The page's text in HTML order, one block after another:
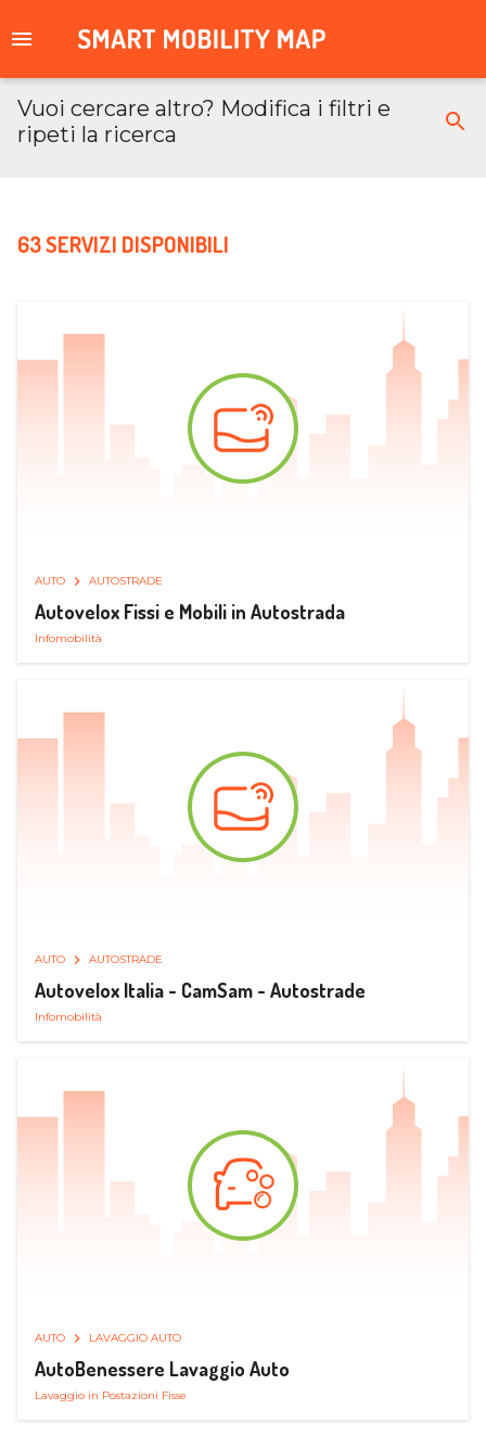
Vuoi cercare altro? Modifica i filtri e
ripeti la ricerca
63 SERVIZI DISPONIBILI
AUTO AUTOSTRADE
Autovelox Fissi e Mobili in Autostrada
Infomobilità
AUTO AUTOSTRADE
Autovelox Italia - CamSam - Autostrade
Infomobilità
AUTO LAVAGGIO AUTO
AutoBenessere Lavaggio Auto
Lavaggio in Postazioni Fisse